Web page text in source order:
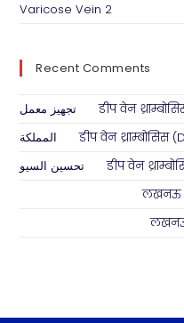
Varicose Vein 2
Recent Comments
تجهيز معمل onडीप वेन
المملكة onडीप वेन थ्राम्बोसिस
تحسين السيو onडीप वेन
onलखनऊ
on